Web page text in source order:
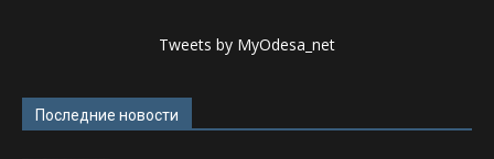
Tweets by MyOdesa_net
Последние новости